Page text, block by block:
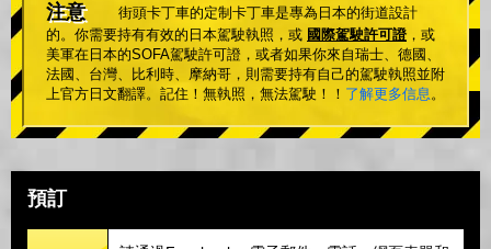
注意
街頭卡丁車的定制卡丁車是專為日本的街道設計
的。你需要持有有效的日本駕駛執照，或 國際駕駛許可證，或
美軍在日本的SOFA駕駛許可證，或者如果你來自瑞士、德國、
法國、台灣、比利時、摩納哥，則需要持有自己的駕駛執照並附
上官方日文翻譯。記住！無執照，無法駕駛！！ 了解更多信息。
預訂